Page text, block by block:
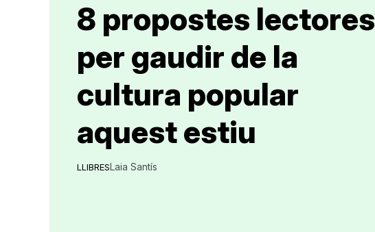
LLIBRES
8 propostes lectores
per gaudir de la
cultura popular
aquest estiu
Laia Santís